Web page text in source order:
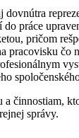
dovnútra
do práce
pričom
pracovisku čo
a činnostiam,
správy.